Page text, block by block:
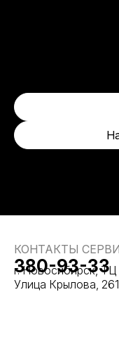
КОНТАКТЫ
г. Новосибирск,
Улица Крылова,
380-93-33